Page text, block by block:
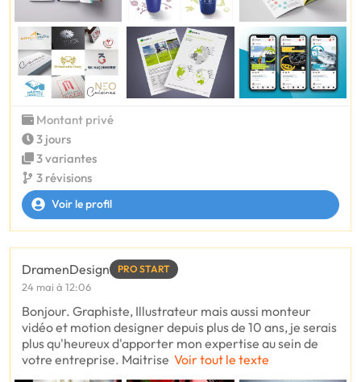
Montant privé
3 jours
3 variantes
3 révisions
Voir le profil
DramenDesign PRO START
24 mai à 12:06
Bonjour. Graphiste, Illustrateur mais aussi monteur
vidéo et motion designer depuis plus de 10 ans, je serais
plus qu'heureux d'apporter mon expertise au sein de
votre entreprise. Maitrise Voir tout le texte